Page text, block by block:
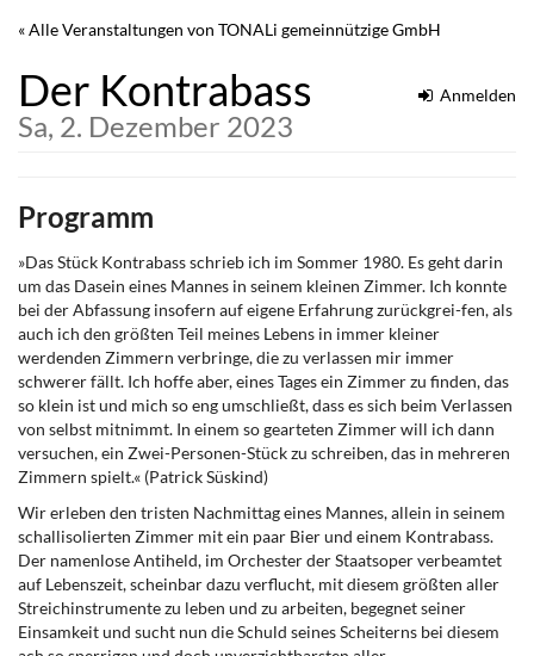
Zum
springen
« Alle Veranstaltungen von TONALi gemeinnützige GmbH
Der Kontrabass
Sa, 2. Dezember 2023
Anmelden
Programm
»Das Stück Kontrabass schrieb ich im Sommer 1980. Es geht darin
um das Dasein eines Mannes in seinem kleinen Zimmer. Ich konnte
bei der Abfassung insofern auf eigene Erfahrung zurückgrei-fen, als
auch ich den größten Teil meines Lebens in immer kleiner
werdenden Zimmern verbringe, die zu verlassen mir immer
schwerer fällt. Ich hoffe aber, eines Tages ein Zimmer zu finden, das
so klein ist und mich so eng umschließt, dass es sich beim Verlassen
von selbst mitnimmt. In einem so gearteten Zimmer will ich dann
versuchen, ein Zwei-Personen-Stück zu schreiben, das in mehreren
Zimmern spielt.« (Patrick Süskind)
Wir erleben den tristen Nachmittag eines Mannes, allein in seinem
schallisolierten Zimmer mit ein paar Bier und einem Kontrabass.
Der namenlose Antiheld, im Orchester der Staatsoper verbeamtet
auf Lebenszeit, scheinbar dazu verflucht, mit diesem größten aller
Streichinstrumente zu leben und zu arbeiten, begegnet seiner
Einsamkeit und sucht nun die Schuld seines Scheiterns bei diesem